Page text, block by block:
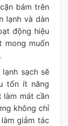
bám trên
lạnh và dàn
động hiệu
mong muốn
sạch sẽ
tốn ít năng
làm mát cần
không chỉ
giảm tác